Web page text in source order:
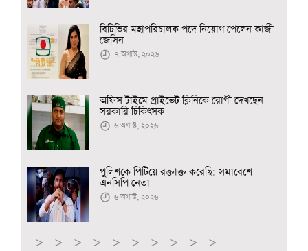
বিটিভির মহাপরিচালক পদে নিয়োগ পেলেন কাজী
জেসিন
৭ অগাস্ট, ২০২৬
অফিস টাইমে প্রাইভেট ক্লিনিকে রোগী দেখছেন
সরকারি চিকিৎসক
৬ অগাস্ট, ২০২৬
পুলিশকে পিটিয়ে রক্তাক্ত করেছি: সমাবেশে
এনসিপি নেতা
৬ অগাস্ট, ২০২৬
--> --> --> --> --> --> --> --> --> -->